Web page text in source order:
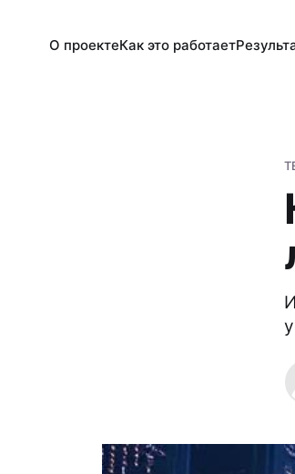
О проектеКак это работает